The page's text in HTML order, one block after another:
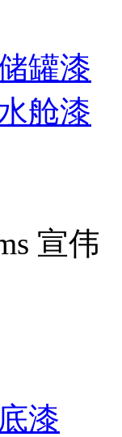
罐漆
舱漆
宣伟
漆